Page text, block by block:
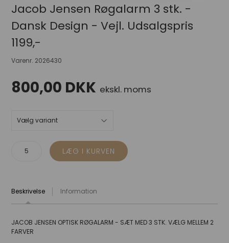
Jacob Jensen Røgalarm 3 stk. -
Dansk Design - Vejl. Udsalgspris
1199,-
Varenr. 2026430
800,00 DKK ekskl. moms
Beskrivelse Information
JACOB JENSEN OPTISK RØGALARM - SÆT MED 3 STK. VÆLG MELLEM 2
FARVER